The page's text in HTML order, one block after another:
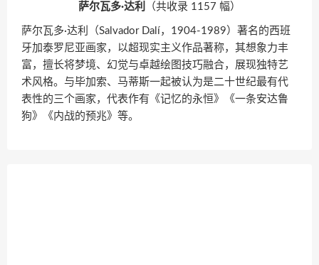
萨尔瓦多·达利 （共收录 1157 幅）
萨尔瓦多·达利（Salvador Dalí，1904-1989）著名的西班
牙加泰罗尼亚画家，以超现实主义作品著称，其想象力丰
富，擅长将梦境、幻觉与卓越绘图技巧融合，展现独特艺
术风格。与毕加索、马蒂斯一起被认为是二十世纪最有代
表性的三个画家，代表作有《记忆的永恒》《一条安达鲁
狗》《内战的预兆》等。